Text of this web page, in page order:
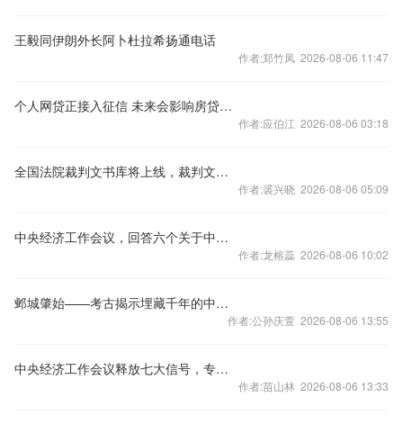
王毅同伊朗外长阿卜杜拉希扬通电话
作者:郑竹凤 2026-08-06 11:47
个人网贷正接入征信 未来会影响房贷么？
作者:应伯江 2026-08-06 03:18
全国法院裁判文书库将上线，裁判文书公开何去何从？
作者:裘兴晓 2026-08-06 05:09
中央经济工作会议，回答六个关于中国经济的重要问题
作者:龙榕蕊 2026-08-06 10:02
邺城肇始——考古揭示埋藏千年的中国都城秘密
作者:公孙庆萱 2026-08-06 13:55
中央经济工作会议释放七大信号，专家火线解读
作者:苗山林 2026-08-06 13:33